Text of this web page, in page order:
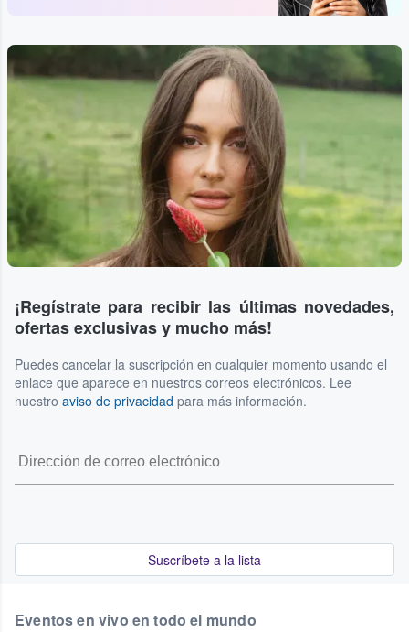
¡Regístrate para recibir las últimas novedades,
ofertas exclusivas y mucho más!
Puedes cancelar la suscripción en cualquier momento usando el
enlace que aparece en nuestros correos electrónicos. Lee
nuestro aviso de privacidad para más información.
Suscríbete a la lista
Eventos en vivo en todo el mundo